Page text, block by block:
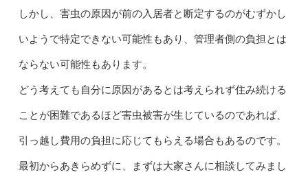
しかし、害虫の原因が前の入居者と断定するのがむずかし
いようで特定できない可能性もあり、管理者側の負担とは
ならない可能性もあります。
どう考えても自分に原因があるとは考えられず住み続ける
ことが困難であるほど害虫被害が生じているのであれば、
引っ越し費用の負担に応じてもらえる場合もあるのです。
最初からあきらめずに、まずは大家さんに相談してみまし